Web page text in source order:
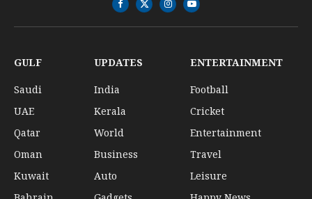
Facebook
X
(Twitter)
InstagramYouTube
GULF
Saudi
UAE
Qatar
Oman
Kuwait
UPDATES
India
Kerala
World
Business
Auto
ENTERTAINMENT
Football
Cricket
Entertainment
Travel
Leisure